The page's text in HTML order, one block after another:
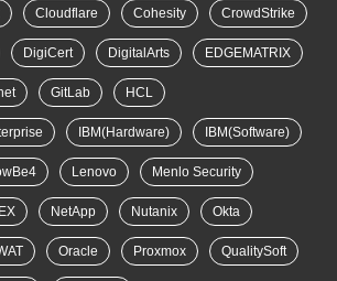
Cloudflare Cohesity CrowdStrike
DigiCert DigitalArts EDGEMATRIX
GitLab HCL
IBM(Hardware) IBM(Software)
Lenovo Menlo Security
NetApp Nutanix Okta
Oracle Proxmox QualitySoft